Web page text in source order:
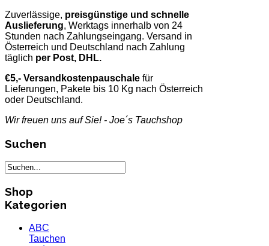
Zuverlässige, preisgünstige und schnelle
Auslieferung, Werktags innerhalb von 24
Stunden nach Zahlungseingang. Versand in
Österreich und Deutschland nach Zahlung
täglich per Post, DHL.
€5,- Versandkostenpauschale für
Lieferungen, Pakete bis 10 Kg nach Österreich
oder Deutschland.
Wir freuen uns auf Sie! - Joe´s Tauchshop
Suchen
Shop
Kategorien
ABC
Tauchen